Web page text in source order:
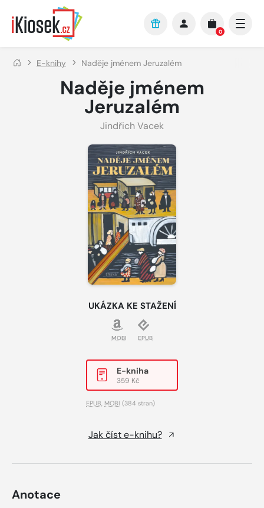
Přejít na hlavní obsah
0
E-knihy Naděje jménem Jeruzalém
Naděje jménem
Jeruzalém
Jindřich Vacek
UKÁZKA KE STAŽENÍ
MOBI EPUB
E-kniha
359 Kč
EPUB, MOBI (384 stran)
Jak číst e-knihu?
Anotace